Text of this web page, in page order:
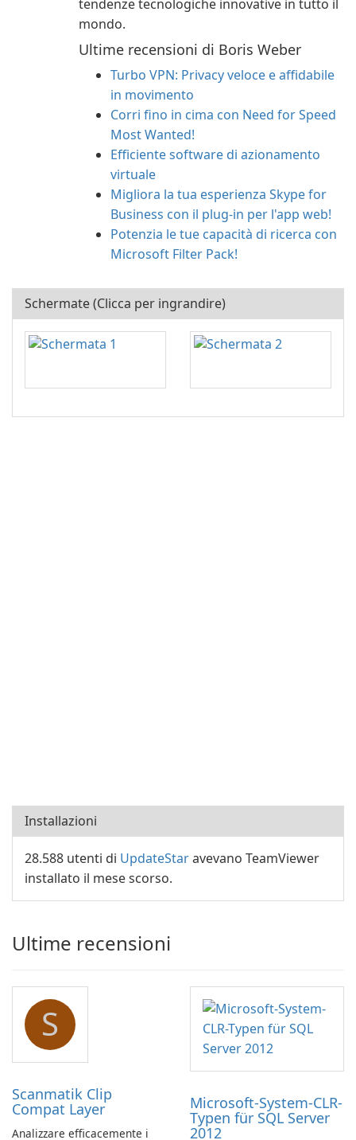
tendenze tecnologiche innovative in tutto il
mondo.
Ultime recensioni di Boris Weber
Turbo VPN: Privacy veloce e affidabile
in movimento
Corri fino in cima con Need for Speed
Most Wanted!
Efficiente software di azionamento
virtuale
Migliora la tua esperienza Skype for
Business con il plug-in per l'app web!
Potenzia le tue capacità di ricerca con
Microsoft Filter Pack!
Schermate (Clicca per ingrandire)
Installazioni
28.588 utenti di UpdateStaravevano TeamViewer
installato il mese scorso.
Ultime recensioni
S
Scanmatik Clip
Compat Layer
Analizzare efficacemente i
Microsoft-System-CLR-
Typen für SQL Server
2012